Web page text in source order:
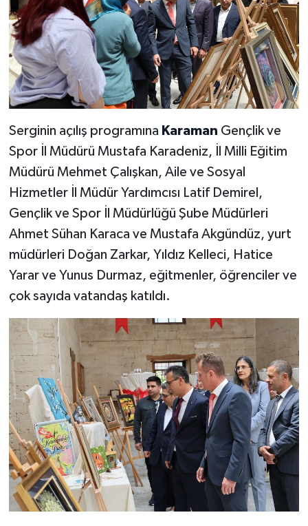
Serginin açılış programına Karaman Gençlik ve
Spor İl Müdürü Mustafa Karadeniz, İl Milli Eğitim
Müdürü Mehmet Çalışkan, Aile ve Sosyal
Hizmetler İl Müdür Yardımcısı Latif Demirel,
Gençlik ve Spor İl Müdürlüğü Şube Müdürleri
Ahmet Sühan Karaca ve Mustafa Akgündüz, yurt
müdürleri Doğan Zarkar, Yıldız Kelleci, Hatice
Yarar ve Yunus Durmaz, eğitmenler, öğrenciler ve
çok sayıda vatandaş katıldı.